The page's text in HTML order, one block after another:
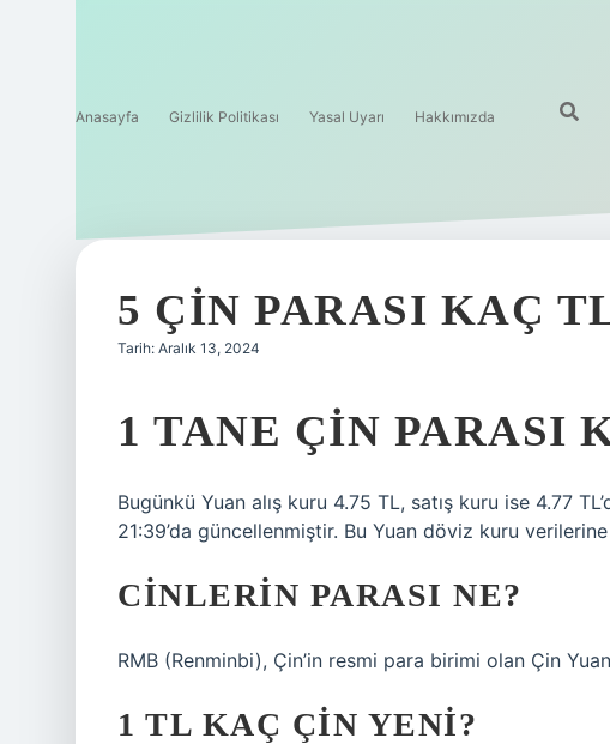
Anasayfa Gizlilik Politikası Yasal Uyarı Hakkımızda
5 ÇIN PARASI KAÇ
Tarih: Aralık 13, 2024
1 TANE ÇIN PARASI
Bugünkü Yuan alış kuru 4.75 TL, satış kuru ise 4.77
21:39’da güncellenmiştir. Bu Yuan döviz kuru
CINLERIN PARASI NE?
RMB (Renminbi), Çin’in resmi para birimi olan Çin
1 TL KAÇ ÇIN YENI?